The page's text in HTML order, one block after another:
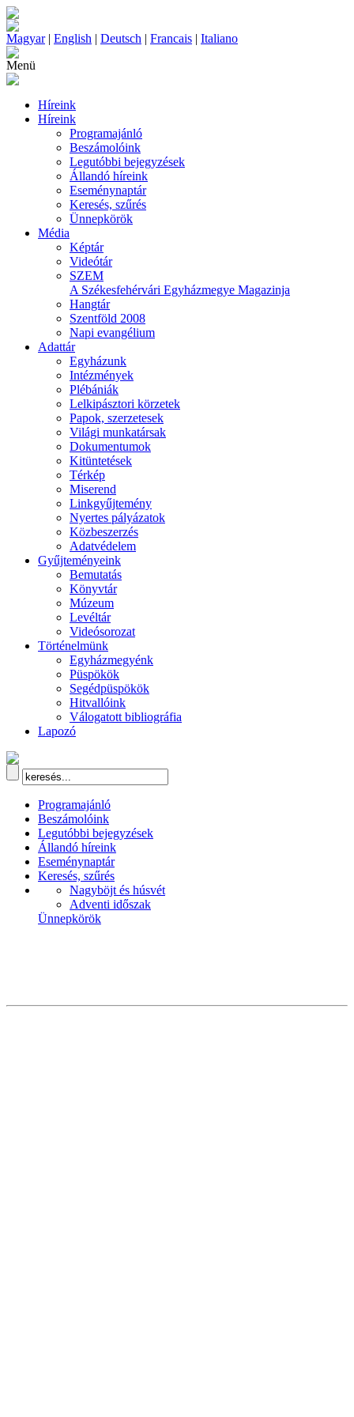
Magyar| English | Deutsch | Francais | Italiano
Menü
Híreink
Híreink
Programajánló
Beszámolóink
Legutóbbi bejegyzések
Állandó híreink
Eseménynaptár
Keresés, szűrés
Ünnepkörök
Média
Képtár
Videótár
SZEM
A Székesfehérvári Egyházmegye Magazinja
Hangtár
Szentföld 2008
Napi evangélium
Adattár
Egyházunk
Intézmények
Plébániák
Lelkipásztori körzetek
Papok, szerzetesek
Világi munkatársak
Dokumentumok
Kitüntetések
Térkép
Miserend
Linkgyűjtemény
Nyertes pályázatok
Közbeszerzés
Adatvédelem
Gyűjteményeink
Bemutatás
Könyvtár
Múzeum
Levéltár
Videósorozat
Történelmünk
Egyházmegyénk
Püspökök
Segédpüspökök
Hitvallóink
Válogatott bibliográfia
Lapozó
Programajánló
Beszámolóink
Legutóbbi bejegyzések
Állandó híreink
Eseménynaptár
Keresés, szűrés
Nagyböjt és húsvét
Adventi időszak
Ünnepkörök